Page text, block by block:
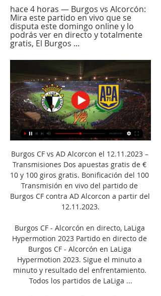
hace 4 horas — Burgos vs Alcorcón:
Mira este partido en vivo que se
disputa este domingo online y lo
podrás ver en directo y totalmente
gratis, El Burgos ...
Burgos CF vs AD Alcorcon el 12.11.2023 –
Transmisiones Dos apuestas gratis de €
10 y 100 giros gratis. Bonificación del 100
Transmisión en vivo del partido de
Burgos CF contra AD Alcorcon a partir del
12.11.2023.
Burgos CF - Alcorcón en directo, LaLiga
Hypermotion 2023 Partido en directo de
Burgos CF - Alcorcón en LaLiga
Hypermotion 2023. Sigue el minuto a
minuto y resultado del enfrentamiento.
Todos los partidos de LaLiga ...